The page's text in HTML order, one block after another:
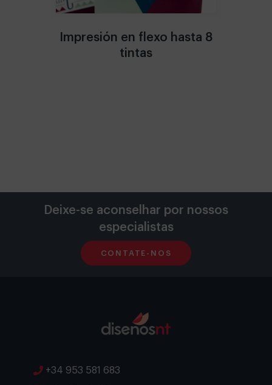
Impresión en flexo hasta 8
tintas
Deixe-se aconselhar por nossos
especialistas
CONTATE-NOS
+34 953 581 683